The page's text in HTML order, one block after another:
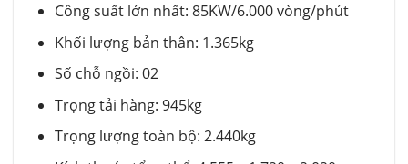
Công suất lớn nhất: 85KW/6.000 vòng/phút
Khối lượng bản thân: 1.365kg
Số chỗ ngồi: 02
Trọng tải hàng: 945kg
Trọng lượng toàn bộ: 2.440kg